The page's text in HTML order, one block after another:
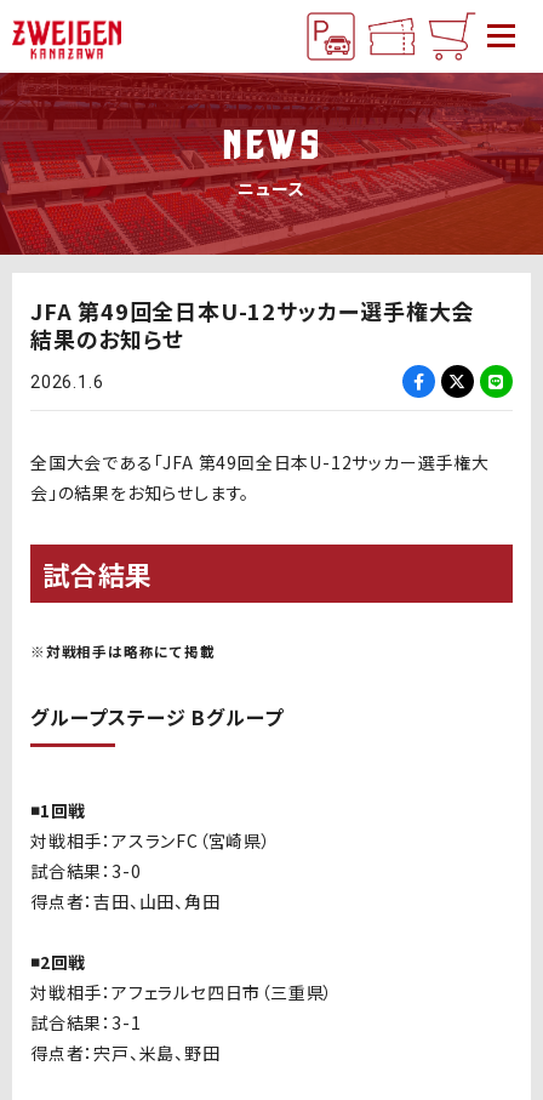
NEWS
ニュース
JFA 第49回全日本U-12サッカー選手権大会
結果のお知らせ
2026.1.6
全国大会である「JFA 第49回全日本U-12サッカー選手権大
会」の結果をお知らせします。
試合結果
※対戦相手は略称にて掲載
グループステージ Bグループ
◾️1回戦
対戦相手：アスランFC（宮崎県）
試合結果：3-0
得点者：吉田、山田、角田
◾️2回戦
対戦相手：アフェラルセ四日市（三重県）
試合結果：3-1
得点者：宍戸、米島、野田